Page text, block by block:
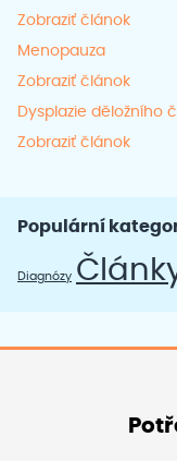
Zobraziť článok
Menopauza
Zobraziť článok
Dysplazie děložního
Zobraziť článok
Populární
Diagnózy